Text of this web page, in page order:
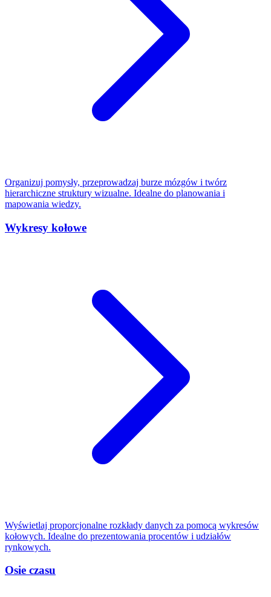
Organizuj pomysły, przeprowadzaj burze mózgów i twórz
hierarchiczne struktury wizualne. Idealne do planowania i
mapowania wiedzy.
Wykresy kołowe
Wyświetlaj proporcjonalne rozkłady danych za pomocą wykresów
kołowych. Idealne do prezentowania procentów i udziałów
rynkowych.
Osie czasu